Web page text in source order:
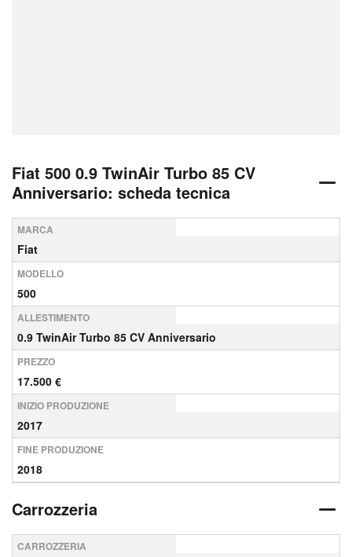
Fiat 500 0.9 TwinAir Turbo 85 CV
Anniversario: scheda tecnica
MARCA
Fiat
MODELLO
500
ALLESTIMENTO
0.9 TwinAir Turbo 85 CV Anniversario
PREZZO
17.500 €
INIZIO PRODUZIONE
2017
FINE PRODUZIONE
2018
Carrozzeria
CARROZZERIA